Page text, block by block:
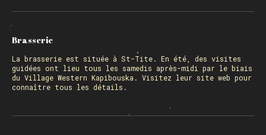
Brasserie
La brasserie est située à St-Tite. En été, des visites
guidées ont lieu tous les samedis après-midi par le biais
du Village Western Kapibouska. Visitez leur site web pour
connaître tous les détails.